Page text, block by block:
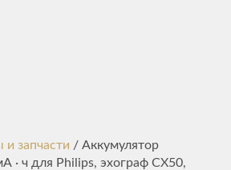
и запчасти / Аккумулятор
· ч для Philips, эхограф CX50,